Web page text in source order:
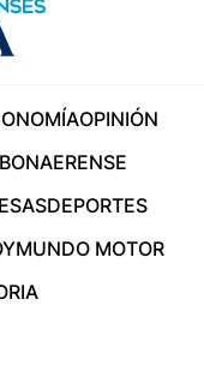
OPINIÓN
DEPORTES
MUNDO MOTOR